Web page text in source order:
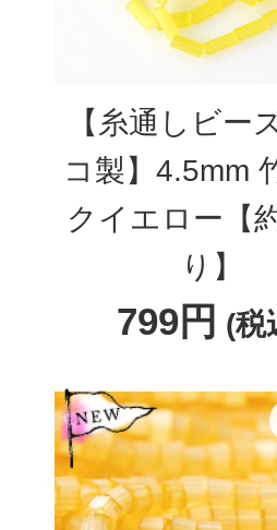
【糸通しビー
コ製】4.5mm
クイエロー【
り】
799円 (税